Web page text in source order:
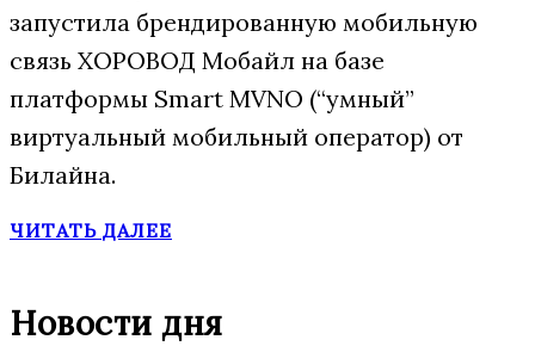
запустила брендированную мобильную
связь ХОРОВОД Мобайл на базе
платформы Smart MVNO (“умный”
виртуальный мобильный оператор) от
Билайна.
ЧИТАТЬ ДАЛЕЕ
Новости дня